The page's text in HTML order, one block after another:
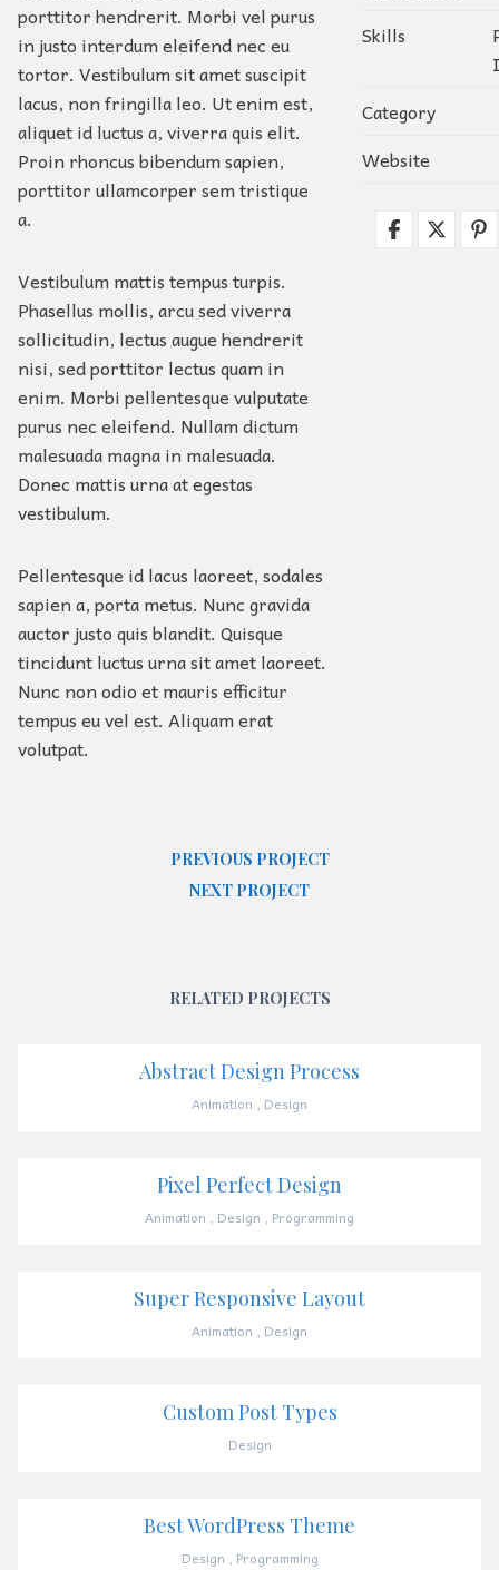
porttitor hendrerit. Morbi vel purus
in justo interdum eleifend nec eu
tortor. Vestibulum sit amet suscipit
lacus, non fringilla leo. Ut enim est,
aliquet id luctus a, viverra quis elit.
Proin rhoncus bibendum sapien,
porttitor ullamcorper sem tristique
a.
Vestibulum mattis tempus turpis.
Phasellus mollis, arcu sed viverra
sollicitudin, lectus augue hendrerit
nisi, sed porttitor lectus quam in
enim. Morbi pellentesque vulputate
purus nec eleifend. Nullam dictum
malesuada magna in malesuada.
Donec mattis urna at egestas
vestibulum.
Pellentesque id lacus laoreet, sodales
sapien a, porta metus. Nunc gravida
auctor justo quis blandit. Quisque
tincidunt luctus urna sit amet laoreet.
Nunc non odio et mauris efficitur
tempus eu vel est. Aliquam erat
volutpat.
Skills
Category
Website
PREVIOUS PROJECT
NEXT PROJECT
RELATED PROJECTS
Abstract Design Process
Animation , Design
Pixel Perfect Design
Animation , Design , Programming
Super Responsive Layout
Animation , Design
Custom Post Types
Design
Best WordPress Theme
Design , Programming